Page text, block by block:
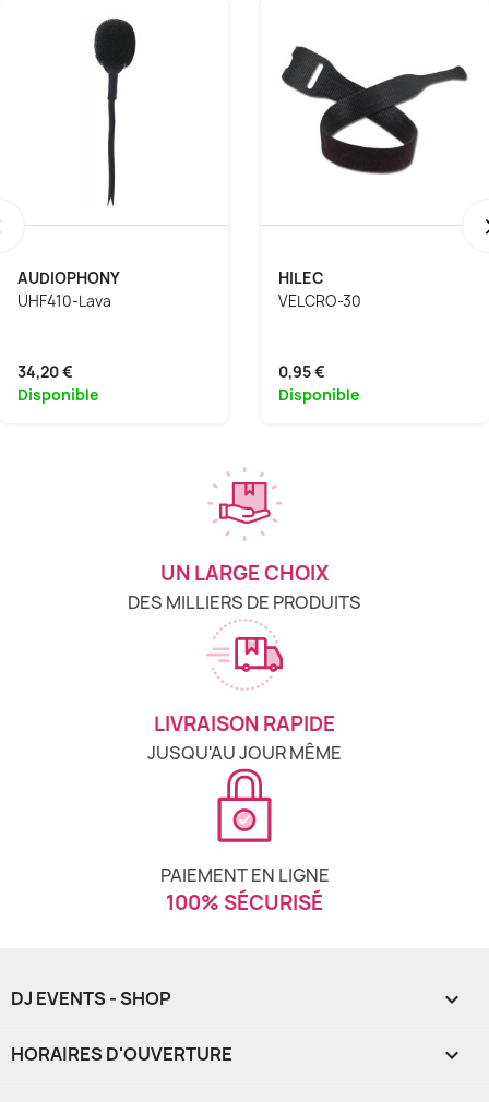
AUDIOPHONY
UHF410-Lava
34,20 €
Disponible
HILEC
VELCRO-30
0,95 €
Disponible
UN LARGE CHOIX
DES MILLIERS DE PRODUITS
LIVRAISON RAPIDE
JUSQU'AU JOUR MÊME
PAIEMENT EN LIGNE
100% SÉCURISÉ
DJ EVENTS - SHOP 
HORAIRES D'OUVERTURE 